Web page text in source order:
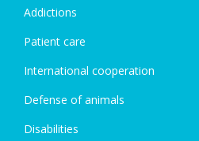
Addictions
Patient care
International cooperation
Defense of animals
Disabilities